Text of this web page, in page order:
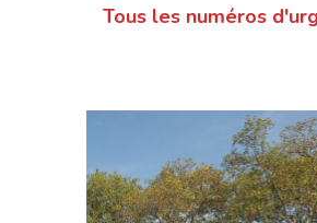
Tous les numéros